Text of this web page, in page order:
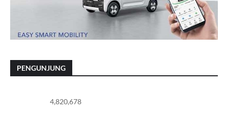
PENGUNJUNG
4,820,678